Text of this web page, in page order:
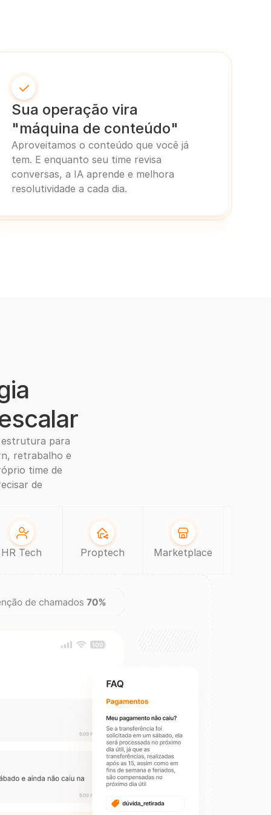
Sua operação vira
"máquina de conteúdo"
Aproveitamos o conteúdo que você já
tem. E enquanto seu time revisa
conversas, a IA aprende e melhora
resolutividade a cada dia.
estrutura para
retrabalho e
time de
de
HR Tech Proptech Marketplace